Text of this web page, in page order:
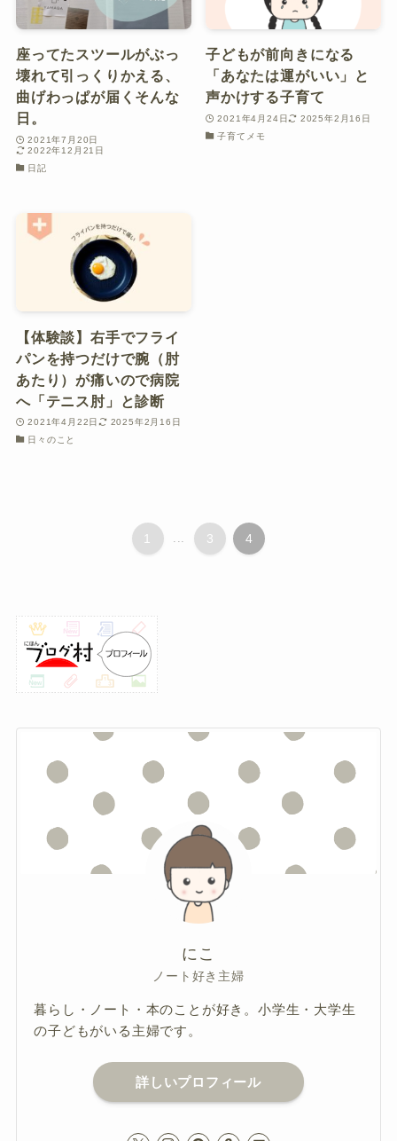
座ってたスツールがぶっ
壊れて引っくりかえる、
曲げわっぱが届くそんな
日。
2021年7月20日
2022年12月21日
日記
子どもが前向きになる
「あなたは運がいい」と
声かけする子育て
2021年4月24日
2025年2月16日
子育てメモ
【体験談】右手でフライ
パンを持つだけで腕（肘
あたり）が痛いので病院
へ「テニス肘」と診断
2021年4月22日
2025年2月16日
日々のこと
1 ... 3 4
にこ
ノート好き主婦
暮らし・ノート・本のことが好き。小学生・大学生
の子どもがいる主婦です。
詳しいプロフィール